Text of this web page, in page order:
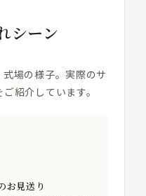
シーン
場の様子。実際のサ
紹介しています。
お見送り